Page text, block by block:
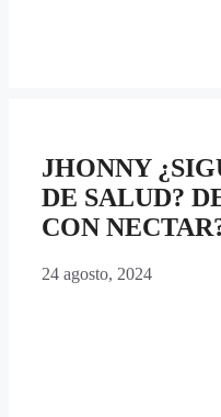
JHONNY
DE SALUD?
CON
24 agosto, 2024